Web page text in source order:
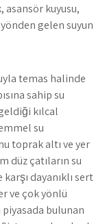
kuyusu,
gelen suyun
temas halinde
sahip su
kılcal
su
toprak altı ve yer
düz çatıların su
dayanıklı sert
ve çok yönlü
bulunan